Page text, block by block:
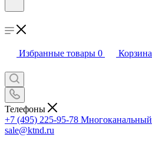
Избранные товары 0 Корзина
Телефоны
+7 (495) 225-95-78 Многоканальный
sale@ktnd.ru